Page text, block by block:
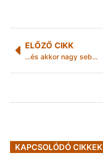
ELŐZŐ CIKK
…és akkor nagy sebességgel kikanyarodott a lopott autó
KAPCSOLÓDÓ CIKKEK